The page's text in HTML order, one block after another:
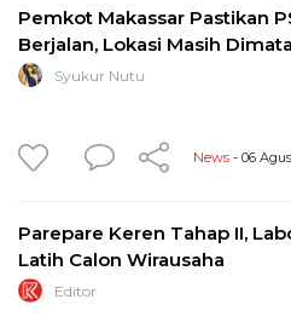
Pemkot Makassar Pastikan
Berjalan, Lokasi Masih
Syukur Nutu
News - 06
Parepare Keren Tahap II,
Latih Calon Wirausaha
Editor